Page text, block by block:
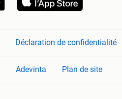
Déclaration de confidentialité
Adevinta Plan de site